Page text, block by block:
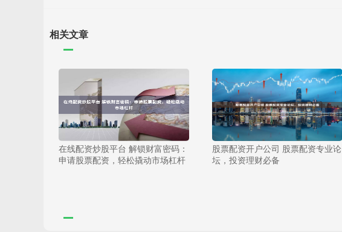
相关文章
在线配资炒股平台 解锁财富密码：
申请股票配资，轻松撬动市场杠杆
股票配资开户公司 股票配资专业论
坛，投资理财必备